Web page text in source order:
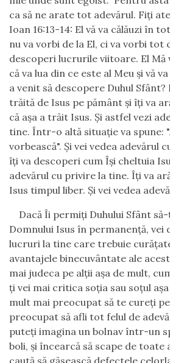
ca să ne arate tot adevărul. Fiţi
Ioan 16:13-14: El vă va călăuzi în
nu va vorbi de la El, ci va vorbi tot
descoperi lucrurile viitoare. El
că va lua din ce este al Meu şi vă
a venit să descopere Duhul Sfânt?
trăită de Isus pe pământ şi îţi va
că aşa a trăit Isus. Şi astfel vezi
tine. Într-o altă situaţie va spune:
vorbească". Şi vei vedea adevărul
îţi va descoperi cum Îşi cheltuia
adevărul cu privire la tine. Îţi va
Isus timpul liber. Şi vei vedea
Dacă Îi permiţi Duhului Sfânt
Domnului Isus în permanenţă, vei
lucruri la tine care trebuie
avantajele binecuvântate ale
mai judeca pe alţii aşa de mult,
ţi vei mai critica soţia sau soţul
mult mai preocupat să te cureţi
preocupat să afli tot felul de
puteţi imagina un bolnav într-un
boli, şi încearcă să scape de toate
caută să găsească defectele